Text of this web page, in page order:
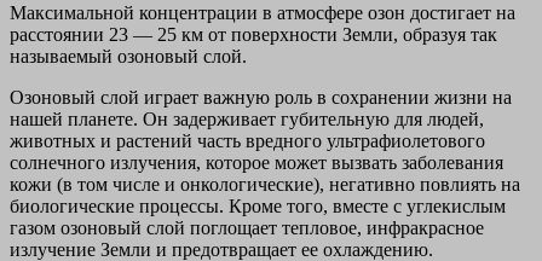
Максимальной концентрации в атмосфере озон достигает на
расстоянии 23 — 25 км от поверхности Земли, образуя так
называемый озоновый слой.
Озоновый слой играет важную роль в сохранении жизни на
нашей планете. Он задерживает губительную для людей,
животных и растений часть вредного ультрафиолетового
солнечного излучения, которое может вызвать заболевания
кожи (в том числе и онкологические), негативно повлиять на
биологические процессы. Кроме того, вместе с углекислым
газом озоновый слой поглощает тепловое, инфракрасное
излучение Земли и предотвращает ее охлаждению.